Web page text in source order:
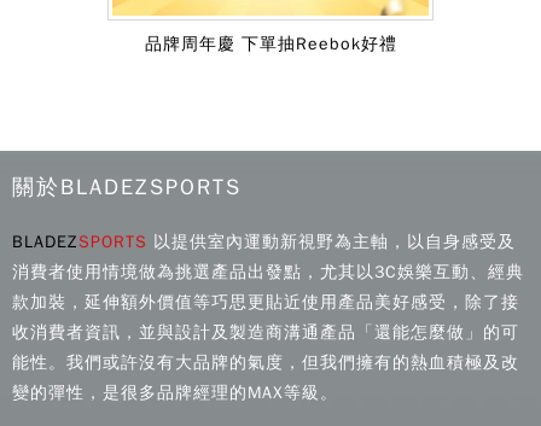
品牌周年慶 下單抽Reebok好禮
關於BLADEZSPORTS
BLADEZSPORTS 以提供室內運動新視野為主軸，以自身感受及
消費者使用情境做為挑選產品出發點，尤其以3C娛樂互動、經典
款加裝，延伸額外價值等巧思更貼近使用產品美好感受，除了接
收消費者資訊，並與設計及製造商溝通產品「還能怎麼做」的可
能性。我們或許沒有大品牌的氣度，但我們擁有的熱血積極及改
變的彈性，是很多品牌經理的MAX等級。